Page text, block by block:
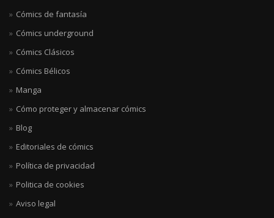
Cómics de fantasía
Cómics underground
Cómics Clásicos
Cómics Bélicos
Manga
Cómo proteger y almacenar cómics
Blog
Editoriales de cómics
Política de privacidad
Politica de cookies
Aviso legal